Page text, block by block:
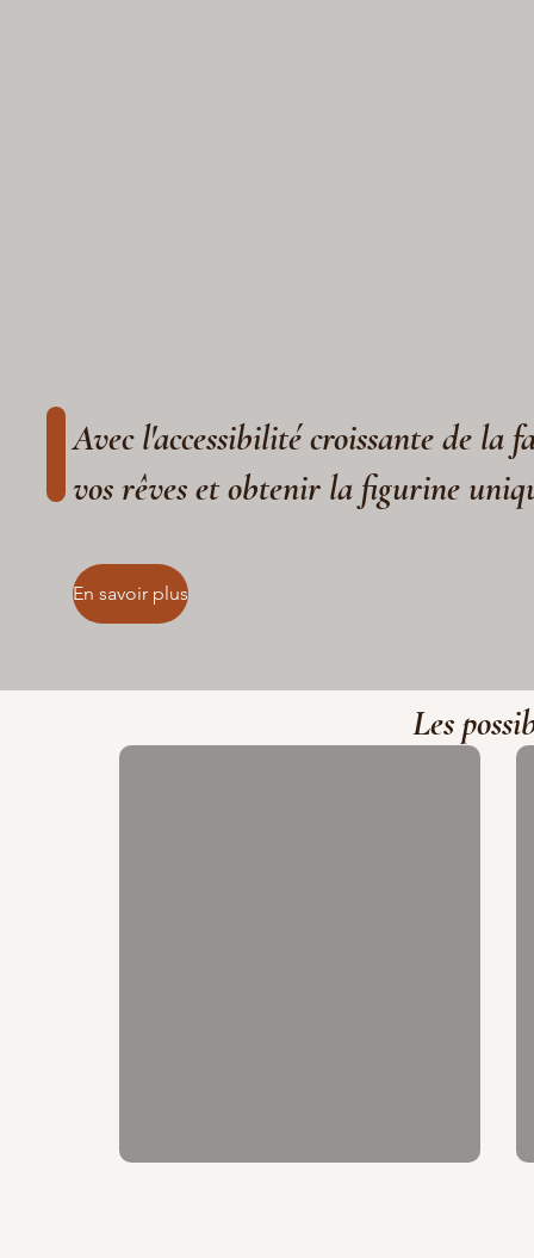
Avec l'accessibilité croissante de la
vos rêves et obtenir la figurine
En savoir plus
Les